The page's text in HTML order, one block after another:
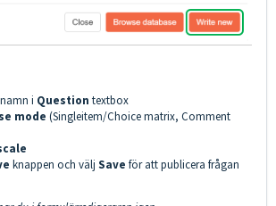
i Question textbox
mode (Singleitem/Choice matrix, Comment
knappen och välj Save för att publicera frågan